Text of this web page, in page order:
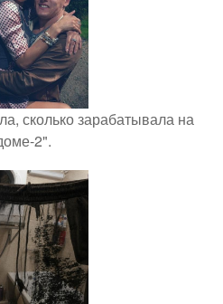
сколько зарабатывала на
2".